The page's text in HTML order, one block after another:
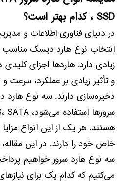
SSD ، کدام بهتر است؟
در دنیای فناوری اطلاعات و
انتخاب نوع هارد دیسک مناسب
زیادی دارد. هاردها اجزای
و تأثیر زیادی بر عملکرد، سرعت
ذخیره‌سازی دارند. سه نوع هارد
هستند. هر یک از این انواع
خاص خود را دارند. در این
سه نوع هارد سرور خواهیم
می‌کنیم که کدام یک برای